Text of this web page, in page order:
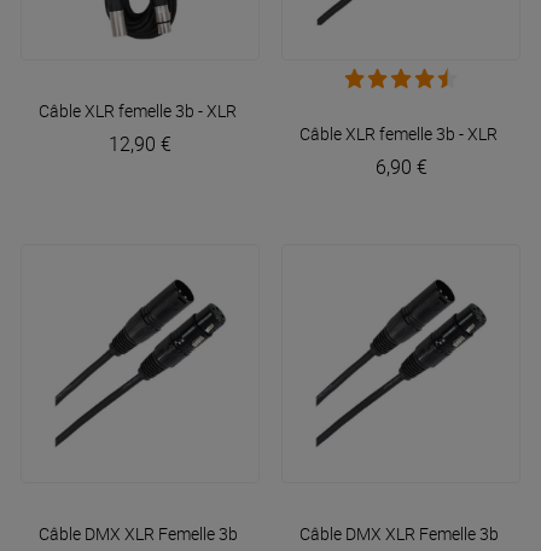
Câble XLR femelle 3b - XLR mâle 3b 10m Easy
12,90 € Câble XLR femelle 3b - XLR
6,90 €
Câble DMX XLR Femelle 3b - XLR Mâle 3b 1m50 EasyPlugger
Câble DMX XLR Femelle 3b -